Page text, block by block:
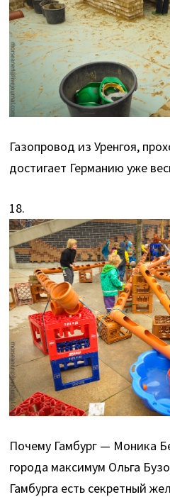
Газопровод из Уренгоя,
достигает Германию уже
18.
Почему Гамбург — Моника
города максимум Ольга
Гамбурга есть секретный